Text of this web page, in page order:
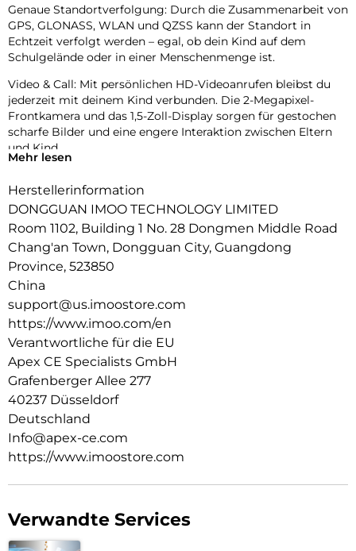
Genaue Standortverfolgung: Durch die Zusammenarbeit von
GPS, GLONASS, WLAN und QZSS kann der Standort in
Echtzeit verfolgt werden – egal, ob dein Kind auf dem
Schulgelände oder in einer Menschenmenge ist.
Video & Call: Mit persönlichen HD-Videoanrufen bleibst du
jederzeit mit deinem Kind verbunden. Die 2-Megapixel-
Frontkamera und das 1,5-Zoll-Display sorgen für gestochen
scharfe Bilder und eine engere Interaktion zwischen Eltern
und Kind.
bis zu 20 Metern können Kinder unbesorgt schwimmen,
spielen und auf Entdeckungsreise gehen.
Hervorragende Qualität: Das imoo Z3 hat über 160 strenge
Zuverlässigkeitstests bestanden und entspricht den EU-
Normen.
Globale Netzabdeckung: Mit einer vielseitig einstellbaren
Antenne sorgt imoo für eine stabile Verbindung an beliebten
Reisezielen in Südostasien und Europa.
Akkus mit langer Lebensdauer: Zusammen mit der
intelligenten Energiespartechnologie garantiert der 740-
mAh-Lithium-Akku, dass du den ganzen Tag lang Abenteuer
erleben und problemlos kommunizieren kannst.
Mehrsprachige Unterstutzung: Verfugbar in Englisch,
Deutsch, Polnisch, Spanisch und Chinesisch.
Mehr lesen
Herstellerinformation
DONGGUAN IMOO TECHNOLOGY LIMITED
Room 1102, Building 1 No. 28 Dongmen Middle Road
Chang'an Town, Dongguan City, Guangdong
Province, 523850
China
support@us.imoostore.com
https://www.imoo.com/en
Verantwortliche für die EU
Apex CE Specialists GmbH
Grafenberger Allee 277
40237 Düsseldorf
Deutschland
Info@apex-ce.com
https://www.imoostore.com
Verwandte Services